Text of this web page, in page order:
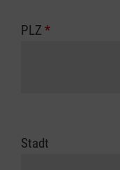
PLZ *
Stadt